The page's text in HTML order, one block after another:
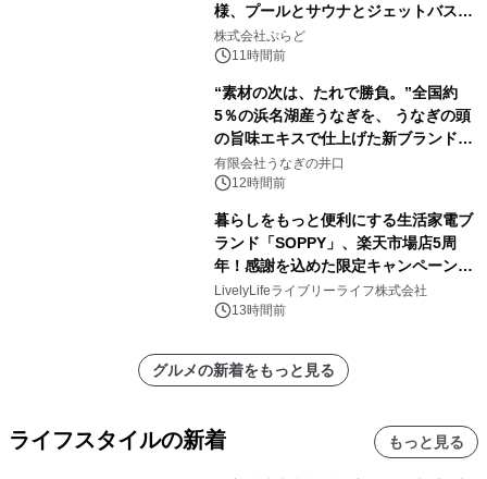
様、プールとサウナとジェットバス付
きで Villa Mon Temps AWAJIの連泊
素泊りプラン
株式会社ぷらど
11時間前
“素材の次は、たれで勝負。”全国約
5％の浜名湖産うなぎを、 うなぎの頭
の旨味エキスで仕上げた新ブランド
「井口の誉」誕生
有限会社うなぎの井口
12時間前
暮らしをもっと便利にする生活家電ブ
ランド「SOPPY」、楽天市場店5周
年！感謝を込めた限定キャンペーンを
8月10日より開催
LivelyLifeライブリーライフ株式会社
13時間前
グルメの新着をもっと見る
ライフスタイルの新着 もっと見る